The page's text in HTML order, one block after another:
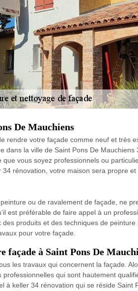
De Mauchiens
votre façade comme neuf et très
la ville de Saint Pons De
vous soyez professionnels ou
rénovation, votre maison sera propre et
ou de ravalement de façade, ne
est préférable de faire appel à un
produits et des techniques de
pour votre façade.
façade à Saint Pons De
les travaux qui concernent la façade.
qui sont hautement
à keller 34 rénovation qui se réside Saint